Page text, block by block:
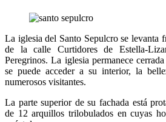
La iglesia del Santo Sepulcro se levanta
de la calle Curtidores de Estella-
Peregrinos. La iglesia permanece
se puede acceder a su interior, la
numerosos visitantes.
La parte superior de su fachada está
de 12 arquillos trilobulados en cuyas